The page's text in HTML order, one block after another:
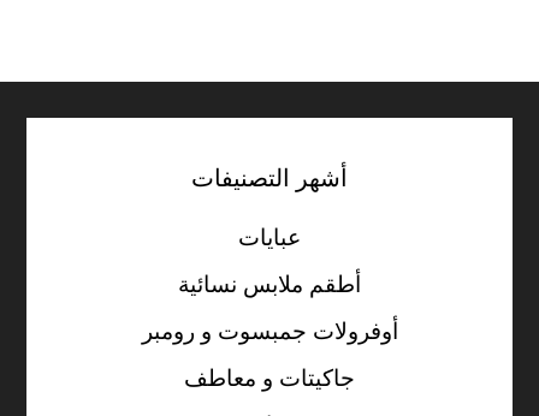
أشهر التصنيفات
عبايات
أطقم ملابس نسائية
أوفرولات جمبسوت و رومبر
جاكيتات و معاطف